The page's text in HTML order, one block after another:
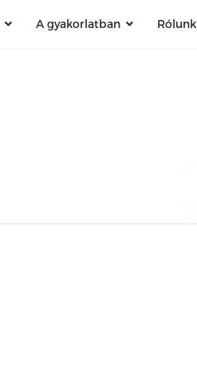
A gyakorlatban Rólunk